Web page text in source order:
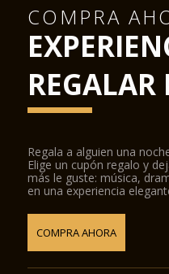
COMPRA
Regala a alguien una
Elige un cupón regalo y
más le guste: música,
en una experiencia
COMPRA AHORA